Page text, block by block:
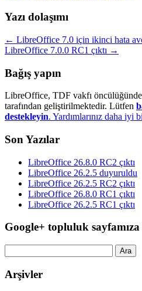
Yazı dolaşımı
← LibreOffice 7.0 için ikinci hata
LibreOffice 7.0.0 RC1 çıktı →
Bağış yapın
LibreOffice, TDF vakfı
tarafından geliştirilmektedir. Lütfen
destekleyin. Yardımlarınız daha iyi
Son Yazılar
LibreOffice 26.8.0 RC2 çıktı
LibreOffice 26.2.5 duyuruldu
LibreOffice 26.2.5 RC2 çıktı
LibreOffice 26.8.0 RC1 çıktı
LibreOffice 26.2.5 RC1 çıktı
Google+ topluluk sayfamıza
Arşivler